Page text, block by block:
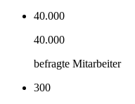
40.000
40.000
befragte Mitarbeiter
300